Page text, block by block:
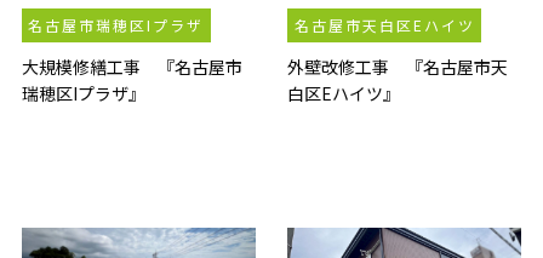
名古屋市瑞穂区Iプラザ
大規模修繕工事 『名古屋市
瑞穂区Iプラザ』
名古屋市天白区Eハイツ
外壁改修工事 『名古屋市天
白区Eハイツ』